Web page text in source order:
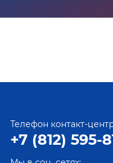
Телефон контакт-
+7 (812) 595-